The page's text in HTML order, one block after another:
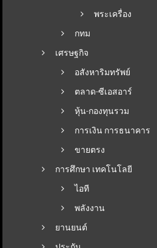
พระเครื่อง
กทม
เศรษฐกิจ
อสังหาริมทรัพย์
ตลาด-ซีเอสอาร์
หุ้น-กองทุนรวม
การเงิน การธนาคาร
ขายตรง
การศึกษา เทคโนโลยี
ไอที
พลังงาน
ยานยนต์